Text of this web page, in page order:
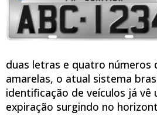
duas letras e quatro números
amarelas, o atual sistema
identificação de veículos já vê
expiração surgindo no